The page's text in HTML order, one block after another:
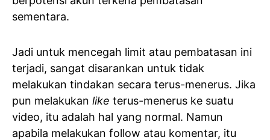
sementara.
Jadi untuk mencegah limit atau pembatasan ini
terjadi, sangat disarankan untuk tidak
melakukan tindakan secara terus-menerus. Jika
pun melakukan like terus-menerus ke suatu
video, itu adalah hal yang normal. Namun
apabila melakukan follow atau komentar, itu